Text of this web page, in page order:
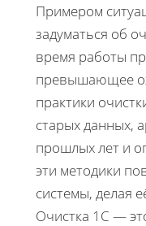
Примером
задуматься об
время работы
превышающее
практики
старых данных,
прошлых лет и
эти методики
системы, делая
Очистка 1С —